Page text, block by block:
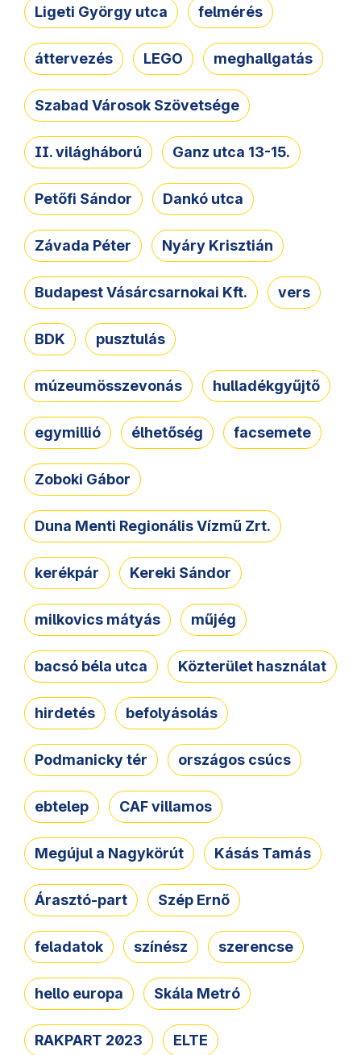
Ligeti György utca felmérés
áttervezés LEGO meghallgatás
Szabad Városok Szövetsége
II. világháború Ganz utca 13-15.
Petőfi Sándor Dankó utca
Závada Péter Nyáry Krisztián
Budapest Vásárcsarnokai Kft. vers
BDK pusztulás
múzeumösszevonás hulladékgyűjtő
egymillió élhetőség facsemete
Zoboki Gábor
Duna Menti Regionális Vízmű Zrt.
kerékpár Kereki Sándor
milkovics mátyás műjég
bacsó béla utca Közterület használat
hirdetés befolyásolás
Podmanicky tér országos csúcs
ebtelep CAF villamos
Megújul a Nagykörút Kásás Tamás
Árasztó-part Szép Ernő
feladatok színész szerencse
hello europa Skála Metró
RAKPART 2023 ELTE